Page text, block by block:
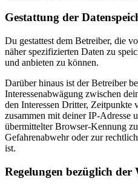
Gestattung der
Du gestattest dem Betreiber, die
näher spezifizierten Daten zu
und anbieten zu können.
Darüber hinaus ist der Betreiber
Interessenabwägung zwischen
den Interessen Dritter,
zusammen mit deiner IP-Adresse
übermittelter Browser-Kennung
Gefahrenabwehr oder zur
ist.
Regelungen bezüglich der